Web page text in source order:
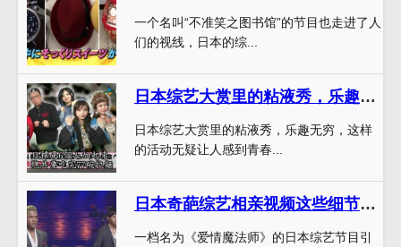
一个名叫“不准笑之图书馆”的节目也走进了人
们的视线，日本的综...
日本综艺大赏里的粘液秀，乐趣无穷，粘满全场
日本综艺大赏里的粘液秀，乐趣无穷，这样
的活动无疑让人感到青春...
日本奇葩综艺相亲视频这些细节竟人仰马翻
一档名为《爱情魔法师》的日本综艺节目引